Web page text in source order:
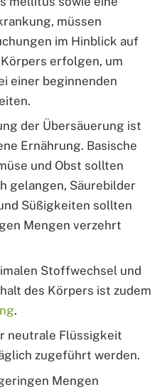
müssen
im Hinblick auf
erfolgen, um
einer beginnenden
der Übersäuerung ist
Ernährung. Basische
und Obst sollten
gelangen, Säurebilder
Süßigkeiten sollten
Mengen verzehrt
Stoffwechsel und
des Körpers ist zudem
.
neutrale Flüssigkeit
zugeführt werden.
Mengen